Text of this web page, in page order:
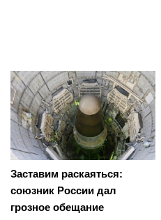
Заставим раскаяться:
союзник России дал
грозное обещание